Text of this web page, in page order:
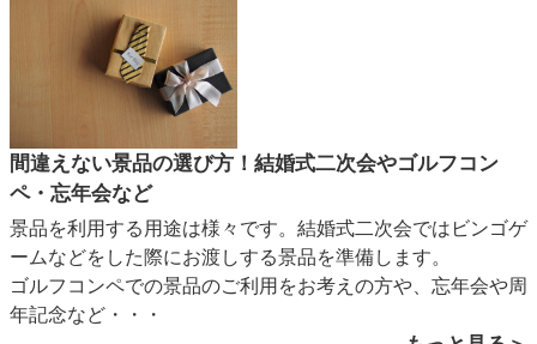
間違えない景品の選び方！結婚式二次会やゴルフコン
ペ・忘年会など
景品を利用する用途は様々です。結婚式二次会ではビンゴゲ
ームなどをした際にお渡しする景品を準備します。
ゴルフコンペでの景品のご利用をお考えの方や、忘年会や周
年記念など・・・